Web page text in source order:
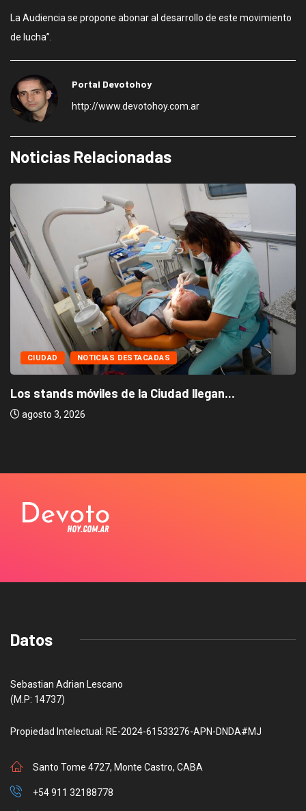
La Audiencia se propone abonar al desarrollo de este movimiento
de lucha”.
Portal Devotohoy
http://www.devotohoy.com.ar
Noticias Relacionadas
CIUDAD NOTICIAS DESTACADAS
Los stands móviles de la Ciudad llegan...
agosto 3, 2026
Datos
Sebastian Adrian Lescano
(M.P: 14737)
Propiedad Intelectual: RE-2024-61533276-APN-DNDA#MJ
Santo Tome 4727, Monte Castro, CABA
+54 911 32188778